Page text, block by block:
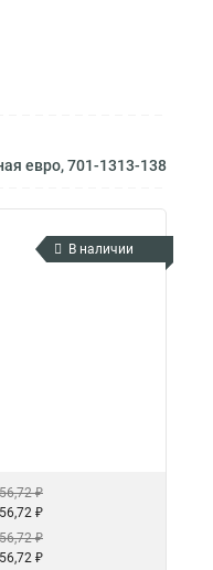
евро, 701-1313-138
В наличии
₽
₽
₽
₽